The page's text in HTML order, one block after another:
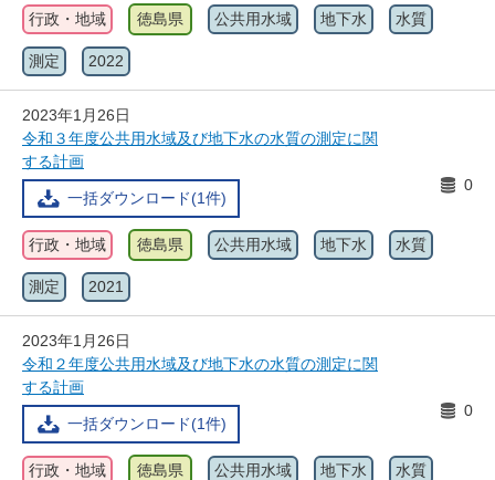
行政・地域 徳島県 公共用水域 地下水 水質
測定 2022
2023年1月26日
令和３年度公共用水域及び地下水の水質の測定に関
する計画
一括ダウンロード(1件)
0
行政・地域 徳島県 公共用水域 地下水 水質
測定 2021
2023年1月26日
令和２年度公共用水域及び地下水の水質の測定に関
する計画
一括ダウンロード(1件)
0
行政・地域 徳島県 公共用水域 地下水 水質